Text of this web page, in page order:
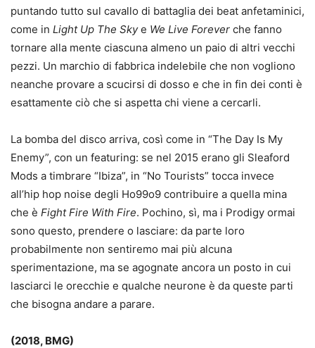
puntando tutto sul cavallo di battaglia dei beat anfetaminici,
come in Light Up The Skye We Live Forever che fanno
tornare alla mente ciascuna almeno un paio di altri vecchi
pezzi. Un marchio di fabbrica indelebile che non vogliono
neanche provare a scucirsi di dosso e che in fin dei conti è
esattamente ciò che si aspetta chi viene a cercarli.
La bomba del disco arriva, così come in “The Day Is My
Enemy”, con un featuring: se nel 2015 erano gli Sleaford
Mods a timbrare “Ibiza”, in “No Tourists” tocca invece
all’hip hop noise degli Ho99o9 contribuire a quella mina
che è Fight Fire With Fire. Pochino, sì, ma i Prodigy ormai
sono questo, prendere o lasciare: da parte loro
probabilmente non sentiremo mai più alcuna
sperimentazione, ma se agognate ancora un posto in cui
lasciarci le orecchie e qualche neurone è da queste parti
che bisogna andare a parare.
(2018, BMG)